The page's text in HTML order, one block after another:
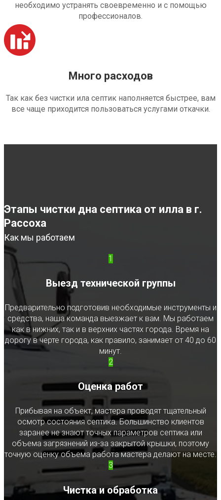
необходимо устранять своевременно и с помощью
профессионалов.
Много расходов
Так как без чистки ила септик наполняется быстрее, вам
все чаще приходится пользоваться услугами откачки.
Этапы чистки дна септика от илла в г.
Рассоха
Как мы работаем
1
Выезд технической группы
Предварительно подготовив необходимые инструменты и
средства, наша команда выезжает к вам. Мы работаем
как в нижних, так и в верхних частях города. Время на
дорогу в черте города, как правило, занимает от 40 до 60
минут.
2
Оценка работ
Прибывая на объект, мастера проводят тщательный
осмотр состояния септика. Большинство клиентов
заранее не знают точных параметров септика или
объема загрязнений из-за закрытой крышки, поэтому
точную оценку объема работа мастера делают на месте.
3
Чистка и обработка